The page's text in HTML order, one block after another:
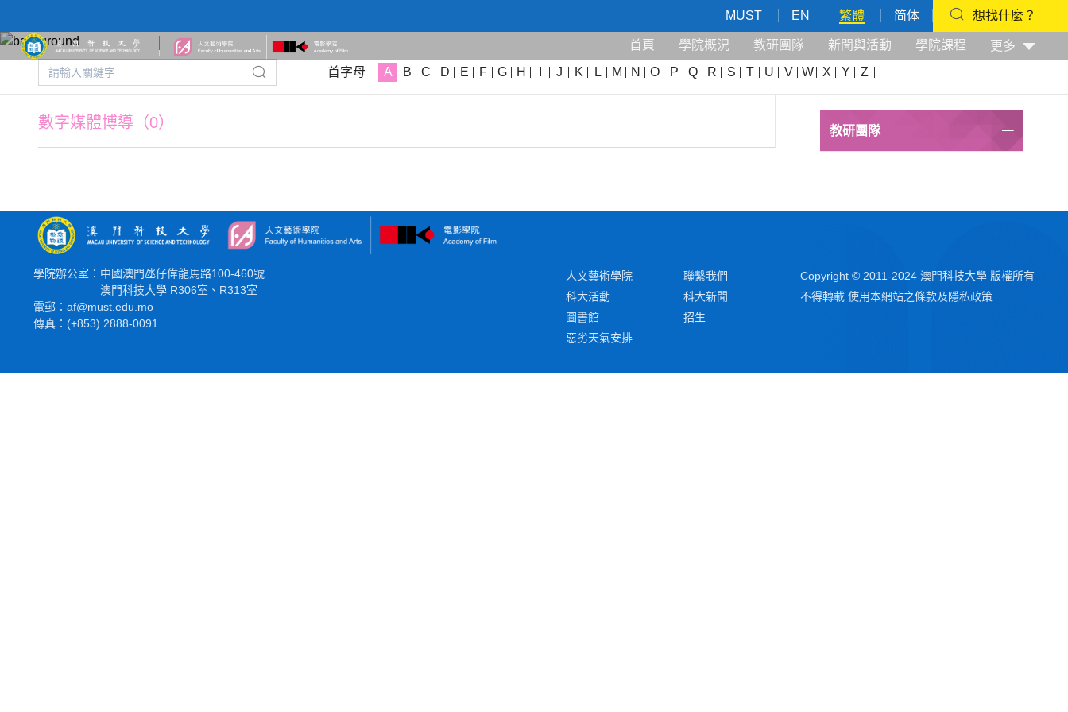
MUST EN 繁體 简体 想找什麼？
首頁 學院概況 教研團隊 新聞與活動 學院課程 更多
首頁 教研團隊 / 博士生導師 數字媒體博導
首字母 A B C D E F G H J K L M N O P Q R S T U V W X Y Z
數字媒體博導（0） 教研團隊
學院辦公室：中國澳門氹仔偉龍馬路100-460號
澳門科技大學 R306室、R313室
電郵：af@must.edu.mo
傳真：(+853) 2888-0091
人文藝術學院
聯繫我們
科大活動
科大新聞
圖書館
招生
惡劣天氣安排
Copyright © 2011-2024 澳門科技大學 版權所有
不得轉載 使用本網站之條款及隱私政策